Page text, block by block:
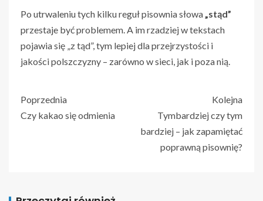
Po utrwaleniu tych kilku reguł pisownia słowa„stąd”
przestaje być problemem. A im rzadziej w tekstach
pojawia się „z tąd”, tym lepiej dla przejrzystości i
jakości polszczyzny – zarówno w sieci, jak i poza nią.
Poprzednia
Czy kakao się odmienia
Kolejna
Tymbardziej czy tym
bardziej – jak zapamiętać
poprawną pisownię?